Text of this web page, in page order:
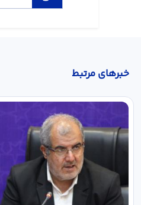
خبر‌های مرتبط